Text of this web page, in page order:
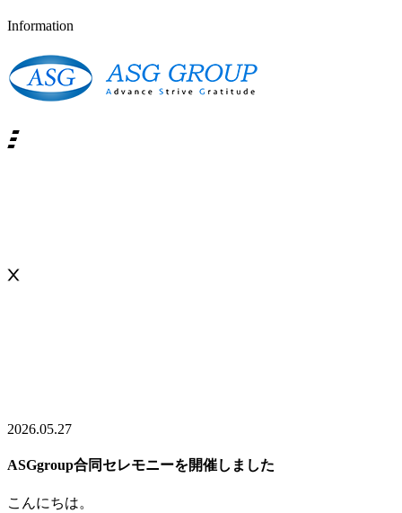
Information
2026.05.27
ASGgroup合同セレモニーを開催しました
こんにちは。